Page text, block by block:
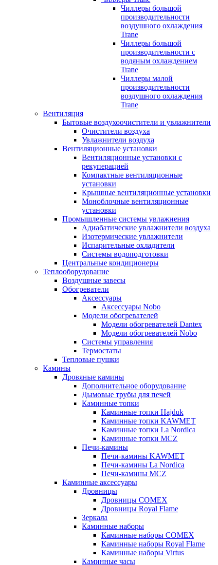
Чиллеры большой
производительности
воздушного охлаждения
Trane
Чиллеры большой
производительности с
водяным охлаждением
Trane
Чиллеры малой
производительности
воздушного охлаждения
Trane
Вентиляция
Бытовые воздухоочистители и увлажнители
Очистители воздуха
Увлажнители воздуха
Вентиляционные установки
Вентиляционные установки с
рекуперацией
Компактные вентиляционные
установки
Крышные вентиляционные установки
Моноблочные вентиляционные
установки
Промышленные системы увлажнения
Адиабатические увлажнители воздуха
Изотермические увлажнители
Испарительные охладители
Системы водоподготовки
Центральные кондиционеры
Теплооборудование
Воздушные завесы
Обогреватели
Аксессуары
Аксессуары Nobo
Модели обогревателей
Модели обогревателей Dantex
Модели обогревателей Nobo
Системы управления
Термостаты
Тепловые пушки
Камины
Дровяные камины
Дополнительное оборудование
Дымовые трубы для печей
Каминные топки
Каминные топки Hajduk
Каминные топки KAWMET
Каминные топки La Nordica
Каминные топки MCZ
Печи-камины
Печи-камины KAWMET
Печи-камины La Nordica
Печи-камины MCZ
Каминные аксессуары
Дровницы
Дровницы COMEX
Дровницы Royal Flame
Зеркала
Каминные наборы
Каминные наборы COMEX
Каминные наборы Royal Flame
Каминные наборы Virtus
Каминные часы